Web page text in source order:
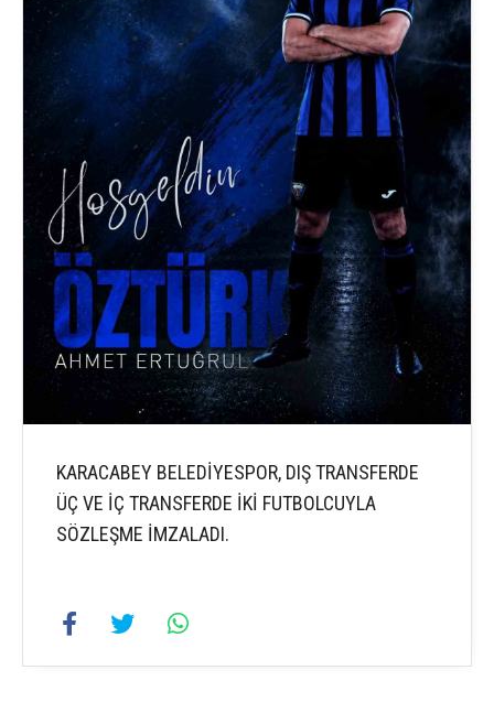
KARACABEY BELEDİYESPOR, DIŞ TRANSFERDE
ÜÇ VE İÇ TRANSFERDE İKİ FUTBOLCUYLA
SÖZLEŞME İMZALADI.